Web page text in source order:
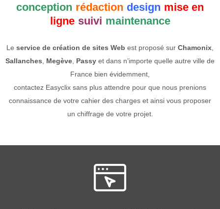
conception rédaction design mise en
ligne suivi maintenance
Le service de création de sites Web est proposé sur Chamonix
Sallanches
Megève Passy et dans n’importe quelle autre ville de
France bien évidemment,
contactez Easyclix sans plus attendre pour que nous prenions
connaissance de votre cahier des charges et ainsi vous proposer
un chiffrage de votre projet.